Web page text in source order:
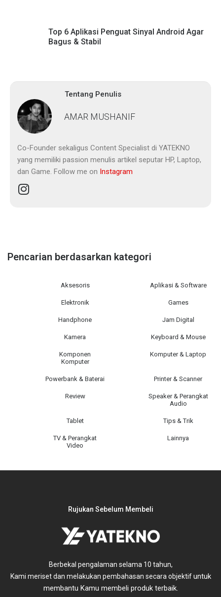
Tentang Penulis
Top 6 Aplikasi Penguat Sinyal Android Agar
Bagus & Stabil
AMAR MUSHANIF
Co-Founder sekaligus Content Specialist di YATEKNO
yang memiliki passion menulis artikel seputar HP, Laptop,
dan Game. Follow me on Instagram
Pencarian berdasarkan kategori
Aksesoris Aplikasi & Software
Elektronik Games
Handphone Jam Digital
Kamera Keyboard & Mouse
Komponen
Komputer
Komputer & Laptop
Powerbank & Baterai Printer & Scanner
Review
Speaker & Perangkat
Audio
Tablet Tips & Trik
TV & Perangkat
Video
Lainnya
Rujukan Sebelum Membeli
Berbekal pengalaman selama 10 tahun,
Kami meriset dan melakukan pembahasan secara objektifuntuk
membantu Kamu membeli produk terbaik.